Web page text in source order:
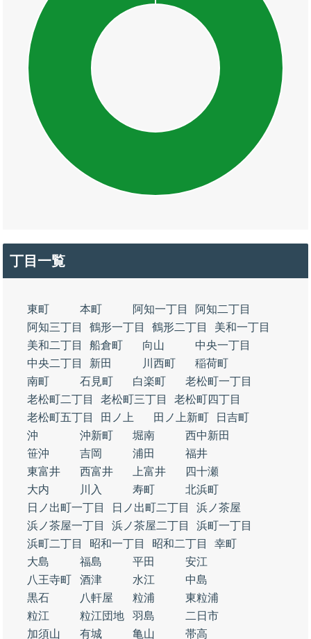
丁目一覧
東町 本町 阿知一丁目
阿知二丁目
阿知三丁目
鶴形一丁目 鶴形二丁目
美和一丁目
美和二丁目
船倉町 向山
中央一丁目
中央二丁目
新田 川西町
稲荷町
南町
石見町 白楽町
老松町一丁目
老松町二丁目
老松町三丁目
老松町四丁目
老松町五丁目
田ノ上 田ノ上新町
日吉町
沖
沖新町 堀南
西中新田
笹沖
吉岡 浦田
福井
東富井
西富井 上富井
四十瀬
大内
川入 寿町
北浜町
日ノ出町一丁目
日ノ出町二丁目
浜ノ茶屋
浜ノ茶屋一丁目
浜ノ茶屋二丁目
浜町一丁目
浜町二丁目
昭和一丁目 昭和二丁目
幸町
大島
福島 平田
安江
八王寺町
酒津 水江
中島
黒石
八軒屋 粒浦
東粒浦
粒江
粒江団地 羽島
二日市
加須山
有城 亀山
帯高